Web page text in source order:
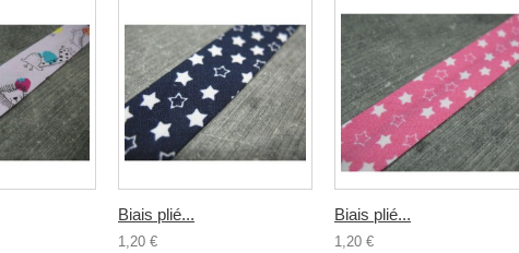
Biais plié...
1,20 €
Biais plié...
1,20 €